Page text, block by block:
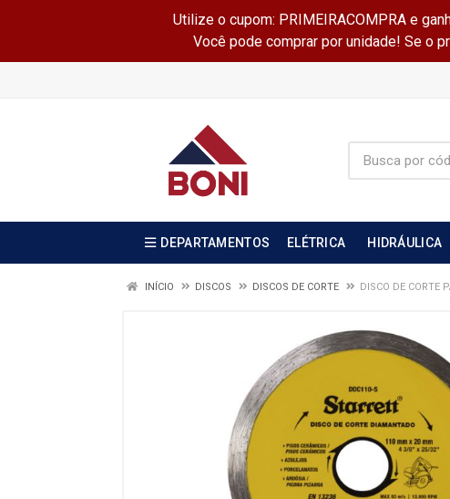
Utilize o cupom: PRIMEIRACOMPRA e
Você pode comprar por unidade! Se o
DEPARTAMENTOS ELÉTRICA HIDRÁULICA
INÍCIO DISCOS DISCOS DE CORTE DISCO DE CORTE